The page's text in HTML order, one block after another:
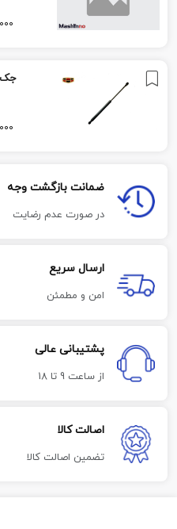
جک
ضمانت بازگشت وجه
در صورت عدم رضایت
ارسال سریع
امن و مطمئن
پشتیبانی عالی
از ساعت 9 تا 18
اصالت کالا
تضمین اصالت کالا